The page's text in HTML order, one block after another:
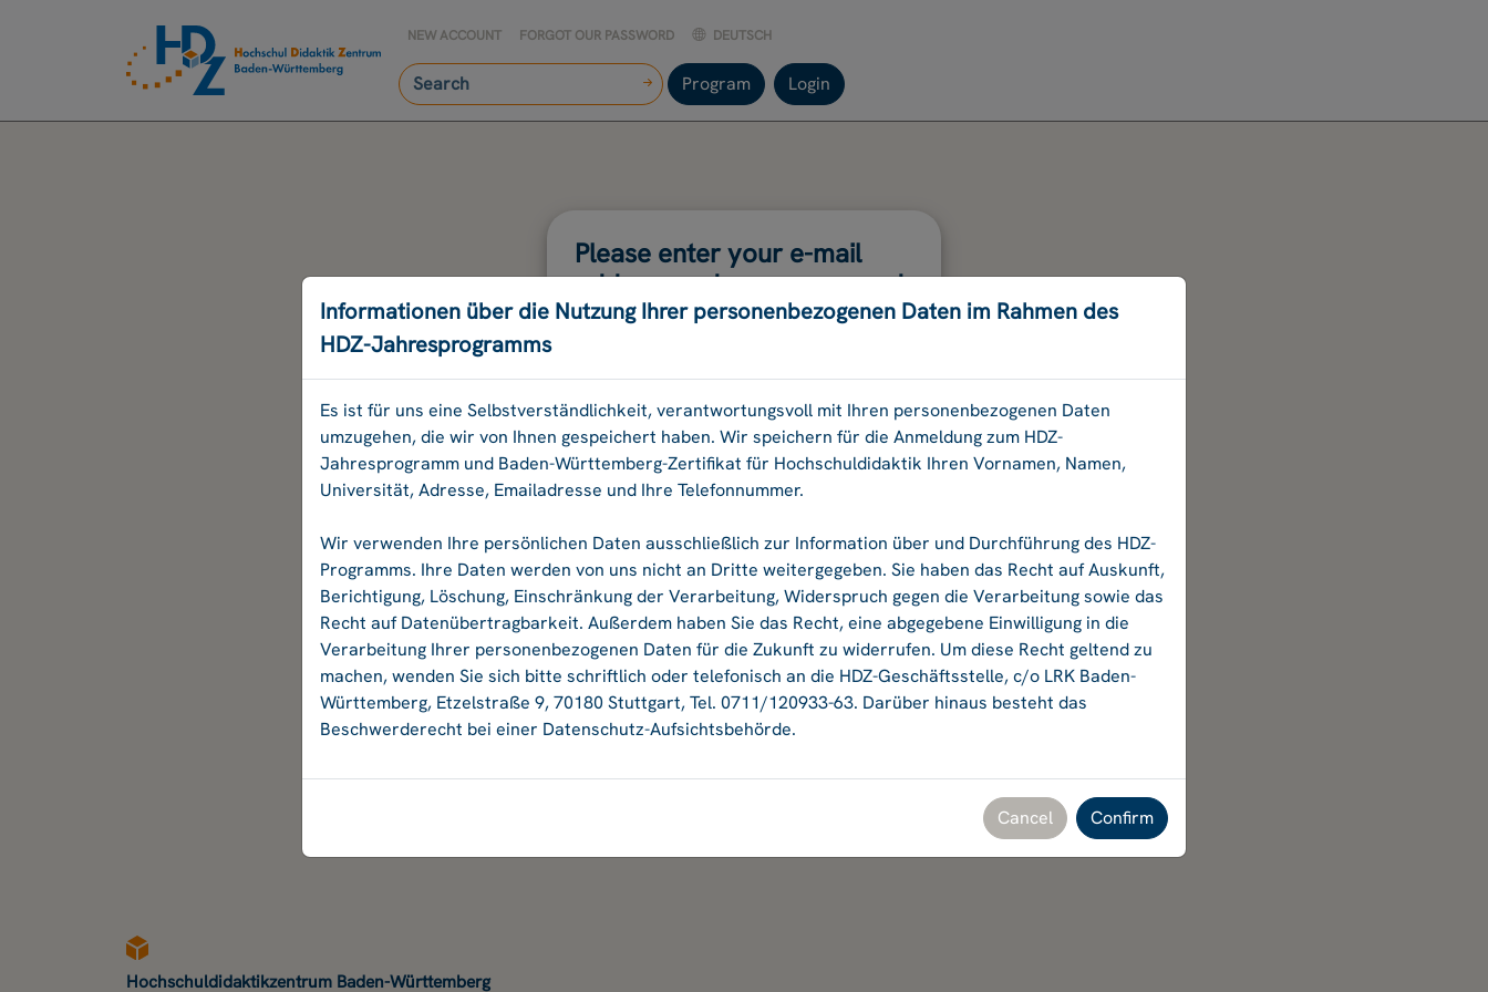
NEW ACCOUNT FORGOT OUR PASSWORD DEUTSCH
Program Login
Please enter your e-mail
address and your password.
Password:
Hochschuldidaktikzentrum Baden-Württemberg
Informationen über die Nutzung Ihrer personenbezogenen Daten im Rahmen des
HDZ-Jahresprogramms
Es ist für uns eine Selbstverständlichkeit, verantwortungsvoll mit Ihren personenbezogenen Daten
umzugehen, die wir von Ihnen gespeichert haben. Wir speichern für die Anmeldung zum HDZ-
Jahresprogramm und Baden-Württemberg-Zertifikat für Hochschuldidaktik Ihren Vornamen, Namen,
Universität, Adresse, Emailadresse und Ihre Telefonnummer.
Wir verwenden Ihre persönlichen Daten ausschließlich zur Information über und Durchführung des HDZ-
Programms. Ihre Daten werden von uns nicht an Dritte weitergegeben. Sie haben das Recht auf Auskunft,
Berichtigung, Löschung, Einschränkung der Verarbeitung, Widerspruch gegen die Verarbeitung sowie das
Recht auf Datenübertragbarkeit. Außerdem haben Sie das Recht, eine abgegebene Einwilligung in die
Verarbeitung Ihrer personenbezogenen Daten für die Zukunft zu widerrufen. Um diese Recht geltend zu
machen, wenden Sie sich bitte schriftlich oder telefonisch an die HDZ-Geschäftsstelle, c/o LRK Baden-
Württemberg, Etzelstraße 9, 70180 Stuttgart, Tel. 0711/120933-63. Darüber hinaus besteht das
Beschwerderecht bei einer Datenschutz-Aufsichtsbehörde.
Cancel Confirm